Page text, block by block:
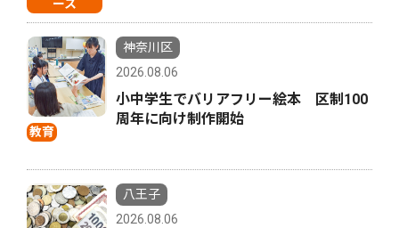
ース
教育
神奈川区
2026.08.06
小中学生でバリアフリー絵本 区制100
周年に向け制作開始
八王子
2026.08.06